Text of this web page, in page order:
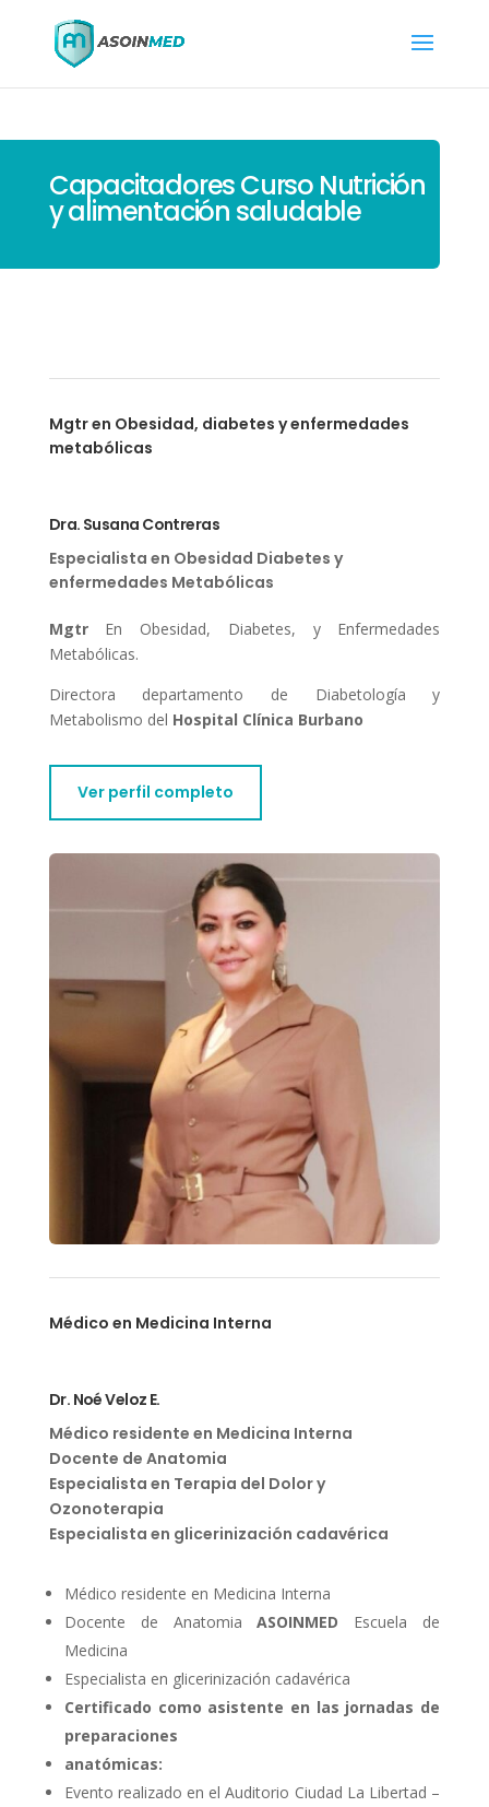
Capacitadores Curso Nutrición
y alimentación saludable
Mgtr en Obesidad, diabetes y enfermedades
metabólicas
Dra. Susana Contreras
Especialista en Obesidad Diabetes y
enfermedades Metabólicas
Mgtr En Obesidad, Diabetes, y Enfermedades
Metabólicas.
Directora departamento de Diabetología y
Metabolismo del Hospital Clínica Burbano
Ver perfil completo
Médico en Medicina Interna
Dr. Noé Veloz E.
Médico residente en Medicina Interna
Docente de Anatomia
Especialista en Terapia del Dolor y
Ozonoterapia
Especialista en glicerinización cadavérica
Médico residente en Medicina Interna
Docente de AnatomiaASOINMED Escuela de
Medicina
Especialista en glicerinización cadavérica
Certificado como asistente en las jornadas de
preparaciones
anatómicas:
Evento realizado en el Auditorio Ciudad La Libertad –